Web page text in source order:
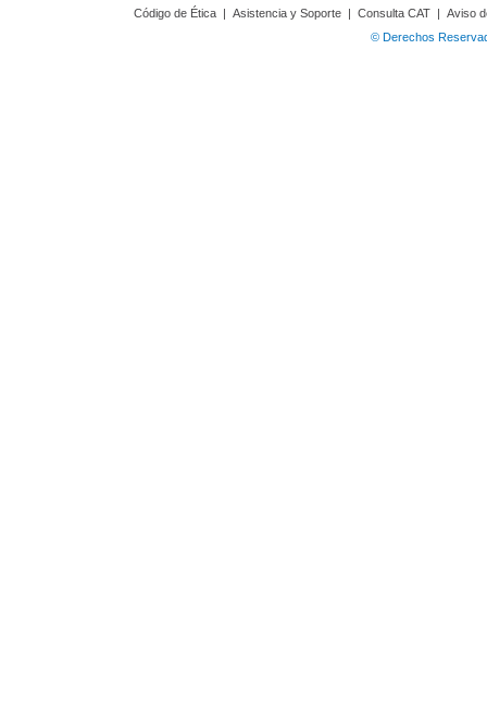
Código de Ética | Asistencia y Soporte | Consulta CAT | Aviso
© Derechos